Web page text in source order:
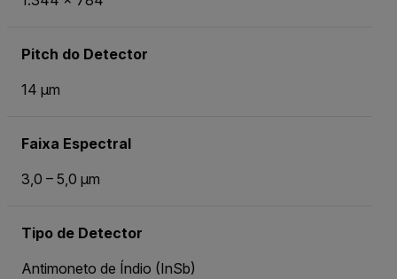
Pitch do Detector
14 µm
Faixa Espectral
3,0 – 5,0 µm
Tipo de Detector
Antimoneto de Índio (InSb)